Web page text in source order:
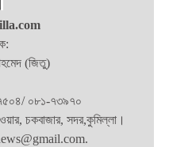
(জিতু)
০৮১-৭৩৯৭০
চকবাজার, সদর,কুমিল্লা।